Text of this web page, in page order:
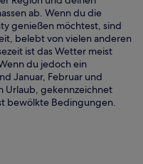
ab. Wenn du die
genießen möchtest, sind
belebt von vielen anderen
ist das Wetter meist
du jedoch ein
Januar, Februar und
Urlaub, gekennzeichnet
bewölkte Bedingungen.